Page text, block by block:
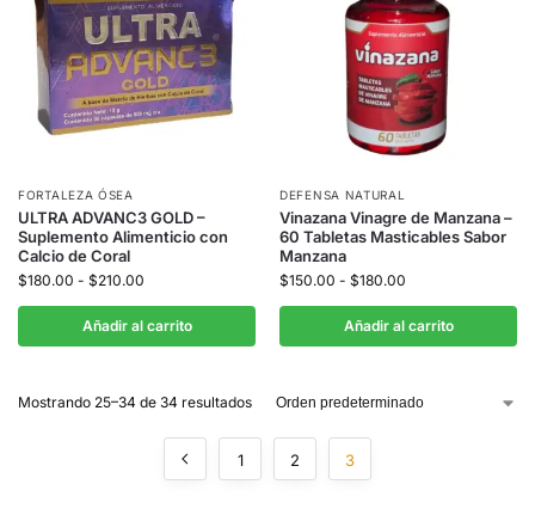
FORTALEZA ÓSEA
ULTRA ADVANC3 GOLD –
Suplemento Alimenticio con
Calcio de Coral
$180.00 - $210.00
Añadir al carrito
DEFENSA NATURAL
Vinazana Vinagre de Manzana –
60 Tabletas Masticables Sabor
Manzana
$150.00 - $180.00
Añadir al carrito
Mostrando 25–34 de 34 resultados
1 2 3